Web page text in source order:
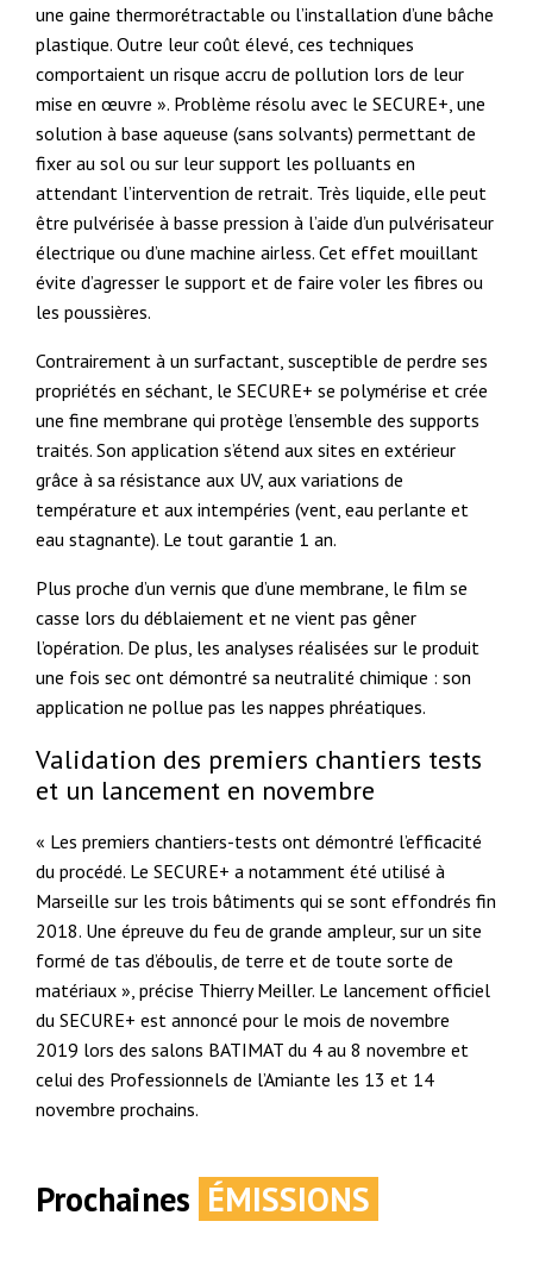
une gaine thermorétractable ou l’installation d’une bâche
plastique. Outre leur coût élevé, ces techniques
comportaient un risque accru de pollution lors de leur
mise en œuvre ». Problème résolu avec le SECURE+, une
solution à base aqueuse (sans solvants) permettant de
fixer au sol ou sur leur support les polluants en
attendant l’intervention de retrait. Très liquide, elle peut
être pulvérisée à basse pression à l’aide d’un pulvérisateur
électrique ou d’une machine airless. Cet effet mouillant
évite d’agresser le support et de faire voler les fibres ou
les poussières.
Contrairement à un surfactant, susceptible de perdre ses
propriétés en séchant, le SECURE+ se polymérise et crée
une fine membrane qui protège l’ensemble des supports
traités. Son application s’étend aux sites en extérieur
grâce à sa résistance aux UV, aux variations de
température et aux intempéries (vent, eau perlante et
eau stagnante). Le tout garantie 1 an.
Plus proche d’un vernis que d’une membrane, le film se
casse lors du déblaiement et ne vient pas gêner
l’opération. De plus, les analyses réalisées sur le produit
une fois sec ont démontré sa neutralité chimique : son
application ne pollue pas les nappes phréatiques.
Validation des premiers chantiers tests
et un lancement en novembre
« Les premiers chantiers-tests ont démontré l’efficacité
du procédé. Le SECURE+ a notamment été utilisé à
Marseille sur les trois bâtiments qui se sont effondrés fin
2018. Une épreuve du feu de grande ampleur, sur un site
formé de tas d’éboulis, de terre et de toute sorte de
matériaux », précise Thierry Meiller. Le lancement officiel
du SECURE+ est annoncé pour le mois de novembre
2019 lors des salons BATIMAT du 4 au 8 novembre et
celui des Professionnels de l’Amiante les 13 et 14
novembre prochains.
Prochaines ÉMISSIONS